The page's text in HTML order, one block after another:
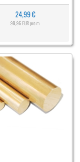
24,99 €
99,96 EUR pro m